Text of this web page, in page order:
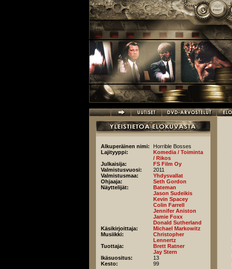
Alkuperäinen nimi:
Horrible Bosses
Lajityyppi:
Komedia / Toiminta
/ Rikos
Julkaisija:
FS Film Oy
Valmistusvuosi:
2011
Valmistusmaa:
Yhdysvallat
Ohjaaja:
Seth Gordon
Näyttelijät:
Bateman
Jason Sudeikis
Kevin Spacey
Colin Farrell
Jennifer Aniston
Jamie Foxx
Donald Sutherland
Käsikirjoittaja:
Michael Markowitz
Musiikki:
Christopher
Lennertz
Tuottaja:
Brett Ratner
Jay Stern
Ikäsuositus:
13
Kesto:
99